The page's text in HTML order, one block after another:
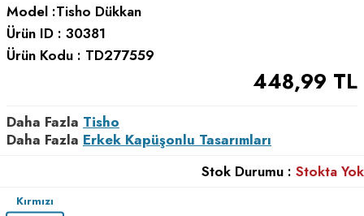
Model :Tisho Dükkan
Ürün ID : 30381
Ürün Kodu : TD277559
448,99 TL
Daha Fazla Tisho
Daha Fazla Erkek Kapüşonlu Tasarımları
Stok Durumu : Stokta Yok
Kırmızı